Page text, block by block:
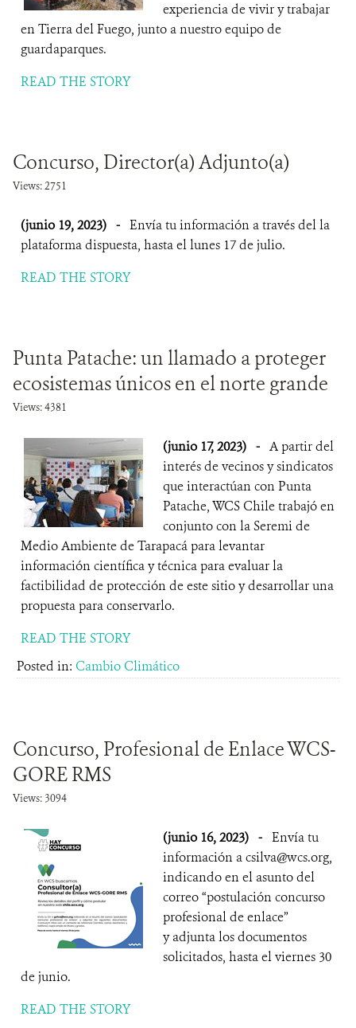
experiencia de vivir y trabajar
en Tierra del Fuego, junto a nuestro equipo de
guardaparques.
READ THE STORY
Concurso, Director(a) Adjunto(a)
Views: 2751
(junio 19, 2023) - Envía tu información a través del la
plataforma dispuesta, hasta el lunes 17 de julio.
READ THE STORY
Punta Patache: un llamado a proteger
ecosistemas únicos en el norte grande
Views: 4381
(junio 17, 2023) - A partir del
interés de vecinos y sindicatos
que interactúan con Punta
Patache, WCS Chile trabajó en
conjunto con la Seremi de
Medio Ambiente de Tarapacá para levantar
información científica y técnica para evaluar la
factibilidad de protección de este sitio y desarrollar una
propuesta para conservarlo.
READ THE STORY
Posted in: Cambio Climático
Concurso, Profesional de Enlace WCS-
GORE RMS
Views: 3094
(junio 16, 2023) - Envía tu
información a csilva@wcs.org,
indicando en el asunto del
correo “postulación concurso
profesional de enlace”
y adjunta los documentos
solicitados, hasta el viernes 30
de junio.
READ THE STORY